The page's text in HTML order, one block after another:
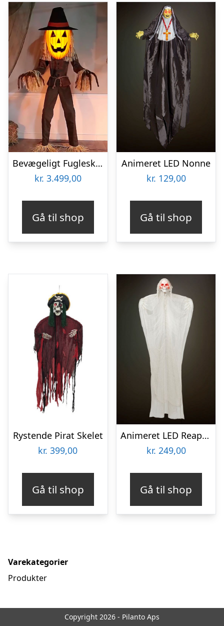
Bevægeligt Fugleskræmsel
kr. 3.499,00
Gå til shop
Animeret LED Nonne
kr. 129,00
Gå til shop
Rystende Pirat Skelet
kr. 399,00
Gå til shop
Animeret LED Reaper Hvid
kr. 249,00
Gå til shop
Varekategorier
Produkter
Copyright 2026 - Pilanto Aps